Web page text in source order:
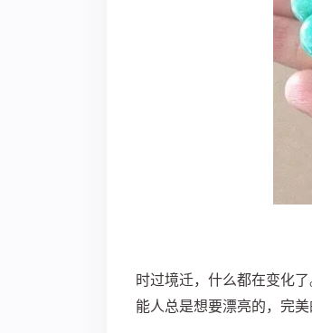
时过境迁，什么都在变化
能人总是想要漂亮的，完